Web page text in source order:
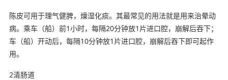
陈皮可用于理气健脾，燥湿化痰。其最常见的用法就是用来治晕动
病。乘车（船）前1小时，每隔20分钟放1片进口腔，崩解后吞下；
车（船）开动后，每隔10分钟放1片进口腔，崩解后吞下即可起作
用。
2清肠道